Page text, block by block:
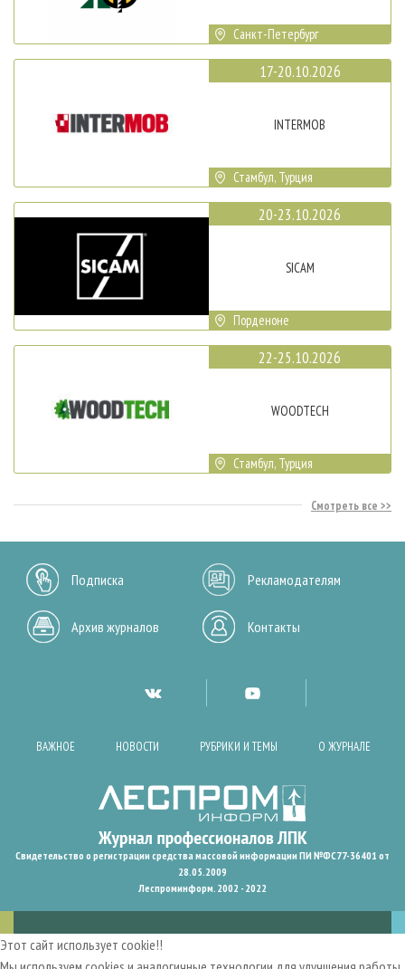
Санкт-Петербург
17-20.10.2026
INTERMOB
Стамбул, Турция
20-23.10.2026
SICAM
Порденоне
22-25.10.2026
WOODTECH
Стамбул, Турция
Смотреть все
Подписка Рекламодателям
Архив журналов Контакты
ВАЖНОЕ НОВОСТИ РУБРИКИ И ТЕМЫ О ЖУРНАЛЕ
Свидетельство о регистрации средства массовой информации ПИ №ФС77-36401 от
28.05.2009
Леспроминформ. 2002 - 2022
Этот сайт использует cookie!!